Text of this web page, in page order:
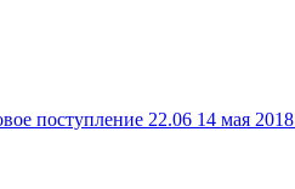
поступление 22.06 14 мая 2018